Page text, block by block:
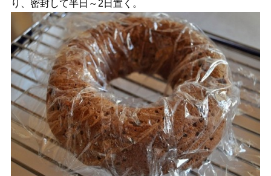
り、密封して半日～2日置く。